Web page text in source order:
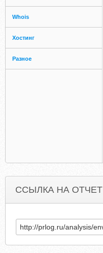
Whois
Хостинг
Разное
ССЫЛКА НА ОТЧЕТ